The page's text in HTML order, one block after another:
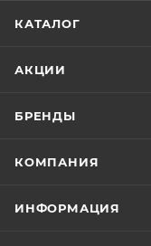
КАТАЛОГ
АКЦИИ
БРЕНДЫ
КОМПАНИЯ
ИНФОРМАЦИЯ